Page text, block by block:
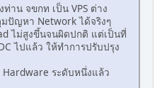
าน จขกท เป็น VPS ต่าง
ปัญหา Network ได้จริงๆ
ไม่สูงขึ้นจนผิดปกติ แต่เป็นที่
ไปแล้ว ให้ทำการปรับปรุง
Hardware ระดับหนึ่งแล้ว